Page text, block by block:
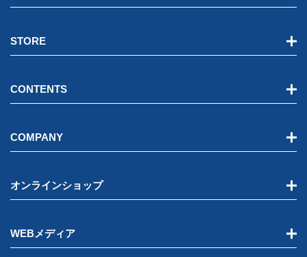
STORE
CONTENTS
COMPANY
オンラインショップ
WEBメディア